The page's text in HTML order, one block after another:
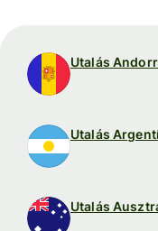
Utalás
Utalás
Utalás